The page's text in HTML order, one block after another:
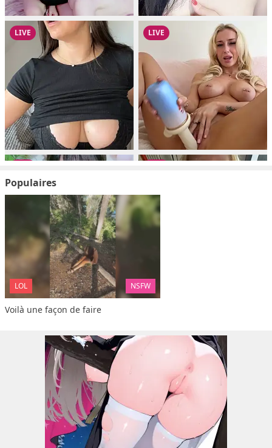
Populaires
LOL NSFW
Voilà une façon de faire